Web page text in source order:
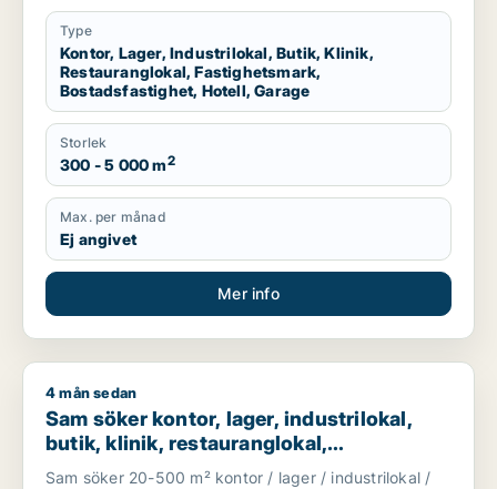
Type
Kontor, Lager, Industrilokal, Butik, Klinik,
Restauranglokal, Fastighetsmark,
Bostadsfastighet, Hotell, Garage
Storlek
300 - 5 000 m2
Max. per månad
Ej angivet
Mer info
Sam söker kontor, lager, industrilokal, butik, klinik,
4 mån sedan
Sam söker kontor, lager, industrilokal,
butik, klinik, restauranglokal,
fastighetsmark, bostadsfastighet, hotell
Sam söker 20-500 m² kontor / lager / industrilokal /